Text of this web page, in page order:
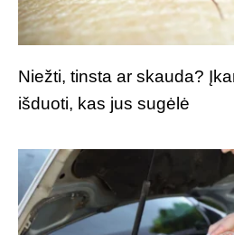
Niežti, tinsta ar skauda?
išduoti, kas jus sugėlė